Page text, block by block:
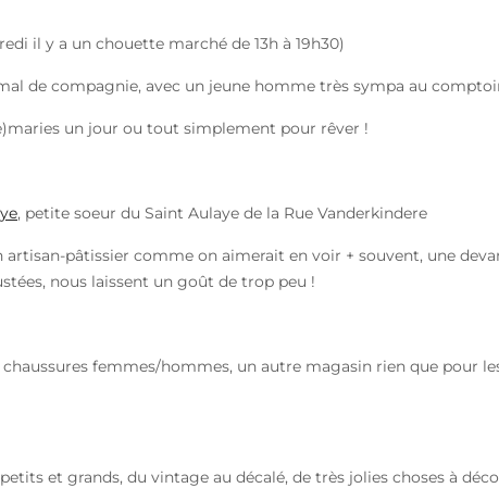
il y a un chouette marché de 13h à 19h30)
de compagnie, avec un jeune homme très sympa au
un jour ou tout simplement pour rêver !
, petite soeur du Saint Aulaye de la Rue Vanderkindere
artisan-pâtissier comme on aimerait en voir + souvent, une
nous laissent un goût de trop peu !
femmes/hommes, un autre magasin rien que pour
et grands, du vintage au décalé, de très jolies choses à